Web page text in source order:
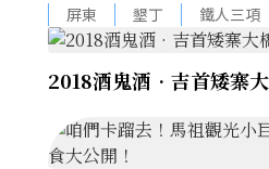
屏東 墾丁 鐵人三項
2018酒鬼酒•吉首矮寨